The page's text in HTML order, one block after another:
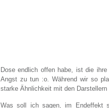
Dose endlich offen habe, ist die
Angst zu tun :o. Während wir so
starke Ähnlichkeit mit den
Was soll ich sagen, im Endeffekt